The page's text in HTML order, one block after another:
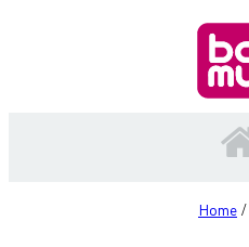
Home /